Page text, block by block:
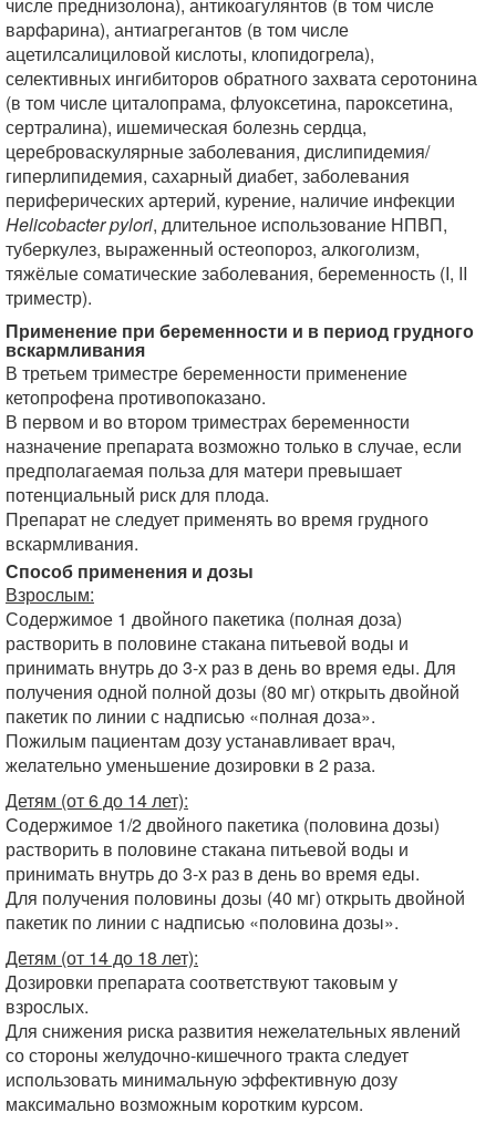
варфарина), антиагрегантов (в том числе
ацетилсалициловой кислоты, клопидогрела),
селективных ингибиторов обратного захвата серотонина
(в том числе циталопрама, флуоксетина, пароксетина,
сертралина), ишемическая болезнь сердца,
цереброваскулярные заболевания, дислипидемия/
гиперлипидемия, сахарный диабет, заболевания
периферических артерий, курение, наличие инфекции
Helicobacter pylori, длительное использование НПВП,
туберкулез, выраженный остеопороз, алкоголизм,
тяжёлые соматические заболевания, беременность (I, II
триместр).
Применение при беременности и в период грудного
вскармливания
В третьем триместре беременности применение
кетопрофена противопоказано.
В первом и во втором триместрах беременности
назначение препарата возможно только в случае, если
предполагаемая польза для матери превышает
потенциальный риск для плода.
Препарат не следует применять во время грудного
вскармливания.
Способ применения и дозы
Взрослым:
Содержимое 1 двойного пакетика (полная доза)
растворить в половине стакана питьевой воды и
принимать внутрь до 3-х раз в день во время еды. Для
получения одной полной дозы (80 мг) открыть двойной
пакетик по линии с надписью «полная доза».
Пожилым пациентам дозу устанавливает врач,
желательно уменьшение дозировки в 2 раза.
Детям (от 6 до 14 лет):
Содержимое 1/2 двойного пакетика (половина дозы)
растворить в половине стакана питьевой воды и
принимать внутрь до 3-х раз в день во время еды.
Для получения половины дозы (40 мг) открыть двойной
пакетик по линии с надписью «половина дозы».
Детям (от 14 до 18 лет):
Дозировки препарата соответствуют таковым у
взрослых.
Для снижения риска развития нежелательных явлений
со стороны желудочно-кишечного тракта следует
использовать минимальную эффективную дозу
максимально возможным коротким курсом.